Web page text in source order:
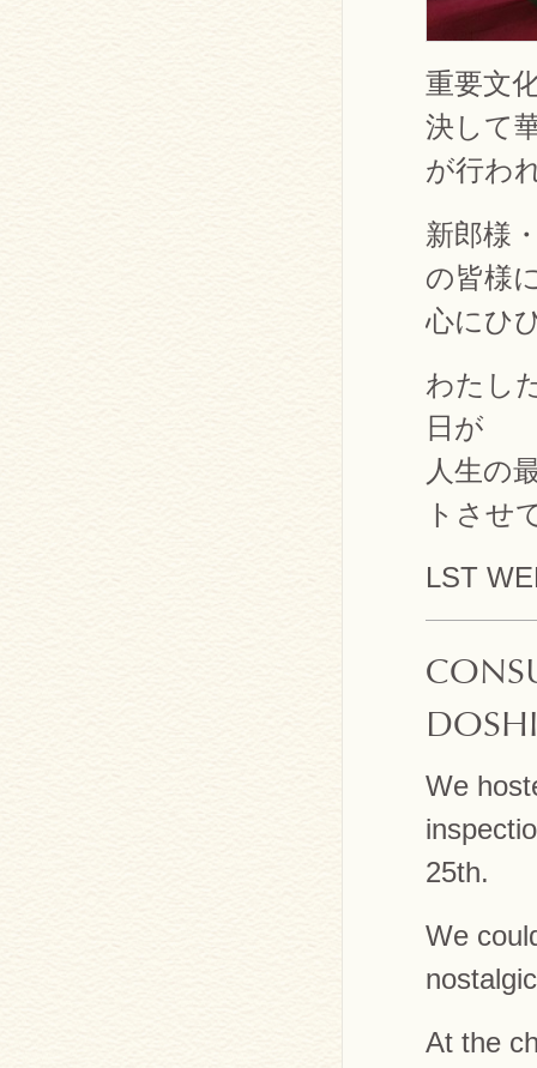
重要文
決して
が行わ
新郎様
の皆様
心にひ
わたし
日が
人生の
トさせ
LST
We
25th.
We
At the